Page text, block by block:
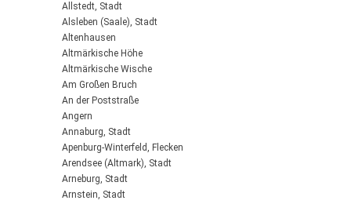
Allstedt, Stadt
Alsleben (Saale), Stadt
Altenhausen
Altmärkische Höhe
Altmärkische Wische
Am Großen Bruch
An der Poststraße
Angern
Annaburg, Stadt
Apenburg-Winterfeld, Flecken
Arendsee (Altmark), Stadt
Arneburg, Stadt
Arnstein, Stadt